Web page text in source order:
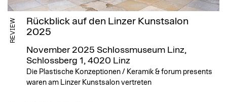
REVIEW
Rückblick auf den Linzer Kunstsalon
2025
November 2025 Schlossmuseum Linz,
Schlossberg 1, 4020 Linz
Die Plastische Konzeptionen / Keramik & forum presents
waren am Linzer Kunstsalon vertreten